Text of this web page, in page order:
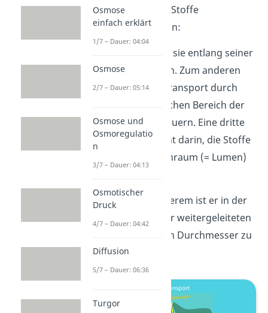
Desmotubulus die Stoffe
transportieren kann:
Zum einen kann er sie entlang seiner
Membran bewegen. Zum anderen
kann er den Stofftransport durch
den zytoplasmatischen Bereich der
Plasmodesmen steuern. Eine dritte
Möglichkeit besteht darin, die Stoffe
durch seinen Innenraum (= Lumen)
Vor allem bei Letzterem ist er in der
Lage, die Größe der weitergeleiteten
Stoffe durch seinen Durchmesser zu
begrenzen.
Osmose
einfach erklärt
1/7 – Dauer: 04:04
Osmose
2/7 – Dauer: 05:14
Osmose und
Osmoregulatio
n
3/7 – Dauer: 04:13
Osmotischer
Druck
4/7 – Dauer: 04:42
Diffusion
5/7 – Dauer: 06:36
Turgor